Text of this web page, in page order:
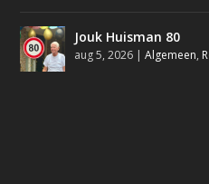
Jouk Huisman 80
aug 5, 2026 |Algemeen,